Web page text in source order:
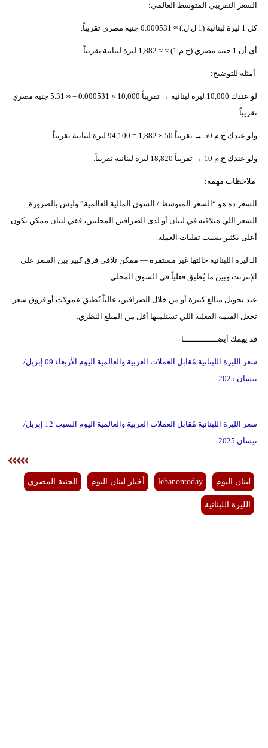
أبراج
السعر التقريبي المتوسط العالمي:
كل 1 ليرة لبنانية (1 ل.ل.) ≈ 0.000531 جنيه مصري تقريباً.
أي أن 1 جنيه مصري (ج.م 1) ≈ ≈ 1,882 ليرة لبنانية تقريباً.
أمثلة للتوضيح:
لو عندك 10,000 ليرة لبنانية → تقريباً 10,000 × 0.000531 = ≈ 5.31 جنيه مصري
تقريباً.
ولو عندك ج.م 50 → تقريباً 50 × 1,882 = 94,100 ليرة لبنانية تقريباً.
ولو عندك ج.م 10 → تقريباً 18,820 ليرة لبنانية تقريباً.
ملاحظات مهمة:
السعر ده هو “السعر المتوسط / السوق المالية العالمية” وليس بالضرورة
السعر اللي هتلاقيه في لبنان أو لدى الصرافين المحليين، ففي لبنان ممكن يكون
أعلى بكثير بسبب تقلبات العملة.
الـ ليرة اللبنانية حالتها غير مستقرة — ممكن تلاقي فرق كبير بين السعر على
الإنترنت وبين ما يُطبق فعلياً في السوق المحلي.
عند تحويل مبالغ كبيرة أو من خلال الصرافين، غالباً تُطبق عمولات أو فروق سعر
تجعل القيمة الفعلية اللي تستلميها أقل من المبلغ النظري.
قد يهمك أيضــــــــــــــا
سعر الليرة اللبنانية مٌقابل العملات العربية والعالمية اليوم الأربعاء 09 إبريل/
نيسان 2025
سعر الليرة اللبنانية مٌقابل العملات العربية والعالمية اليوم السبت 12 إبريل/
نيسان 2025
لبنان اليوم lebanontoday أخبار لبنان اليوم الجنية المصري
الليرة اللبنانية